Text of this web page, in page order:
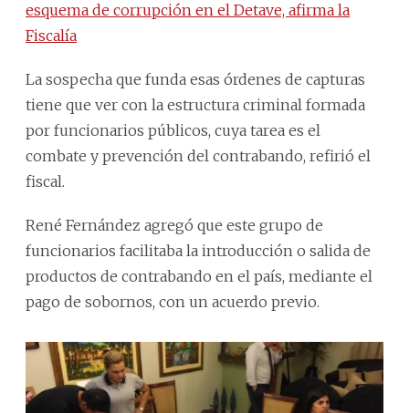
esquema de corrupción en el Detave, afirma la
Fiscalía
La sospecha que funda esas órdenes de capturas
tiene que ver con la estructura criminal formada
por funcionarios públicos, cuya tarea es el
combate y prevención del contrabando, refirió el
fiscal.
René Fernández agregó que este grupo de
funcionarios facilitaba la introducción o salida de
productos de contrabando en el país, mediante el
pago de sobornos, con un acuerdo previo.